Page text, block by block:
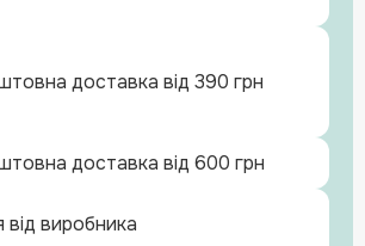
доставка від 390 грн
доставка від 600 грн
від виробника